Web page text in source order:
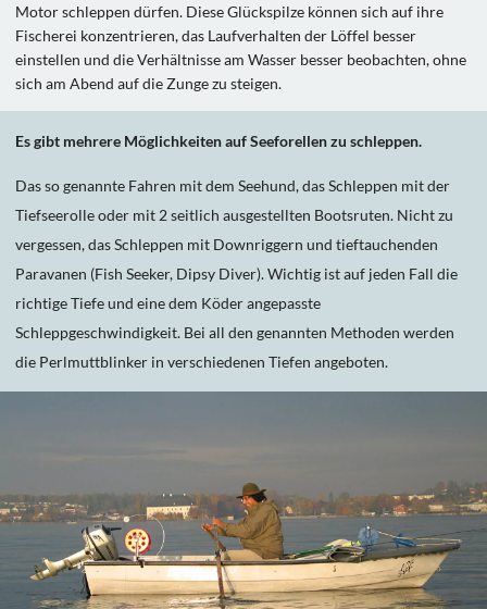
Motor schleppen dürfen. Diese Glückspilze können sich auf ihre
Fischerei konzentrieren, das Laufverhalten der Löffel besser
einstellen und die Verhältnisse am Wasser besser beobachten, ohne
sich am Abend auf die Zunge zu steigen.
Es gibt mehrere Möglichkeiten auf Seeforellen zu schleppen.
Das so genannte Fahren mit dem Seehund, das Schleppen mit der
Tiefseerolle oder mit 2 seitlich ausgestellten Bootsruten. Nicht zu
vergessen, das Schleppen mit Downriggern und tieftauchenden
Paravanen (Fish Seeker, Dipsy Diver). Wichtig ist auf jeden Fall die
richtige Tiefe und eine dem Köder angepasste
Schleppgeschwindigkeit. Bei all den genannten Methoden werden
die Perlmuttblinker in verschiedenen Tiefen angeboten.